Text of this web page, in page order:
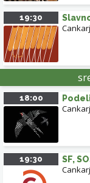
19:30
18:00
19:30 SF,